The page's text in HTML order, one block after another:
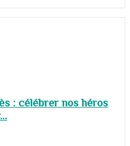
: célébrer nos héros